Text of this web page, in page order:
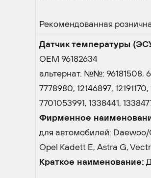
Рекомендованная
Датчик температуры
OEM 96182634
альтернат. №№: 96181508,
7778980, 12146897,
7701053991, 1338441,
Фирменное
для автомобилей:
Opel Kadett E, Astra G,
Краткое наименование: